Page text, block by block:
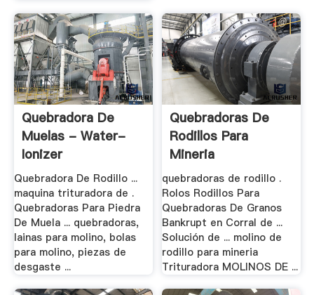
Quebradora De
Muelas - Water-
Ionizer
Quebradora De Rodillo ...
maquina trituradora de .
Quebradoras Para Piedra
De Muela ... quebradoras,
lainas para molino, bolas
para molino, piezas de
desgaste ...
Quebradoras De
Rodillos Para
Mineria
quebradoras de rodillo .
Rolos Rodillos Para
Quebradoras De Granos
Bankrupt en Corral de ...
Solución de ... molino de
rodillo para mineria
Trituradora MOLINOS DE ...